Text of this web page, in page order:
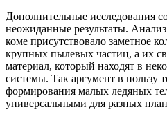
Дополнительные исследования
неожиданные результаты.
коме присутствовало заметное
крупных пылевых частиц, а их
материал, который находят в
системы. Так аргумент в пользу
формирования малых ледяных
универсальными для разных